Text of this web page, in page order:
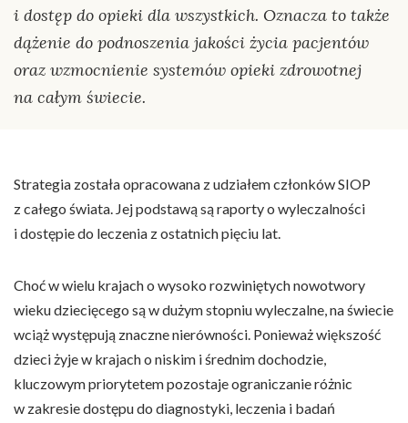
i dostęp do opieki dla wszystkich. Oznacza to także
dążenie do podnoszenia jakości życia pacjentów
oraz wzmocnienie systemów opieki zdrowotnej
na całym świecie.
Strategia została opracowana z udziałem członków SIOP
z całego świata. Jej podstawą są raporty o wyleczalności
i dostępie do leczenia z ostatnich pięciu lat.
Choć w wielu krajach o wysoko rozwiniętych nowotwory
wieku dziecięcego są w dużym stopniu wyleczalne, na świecie
wciąż występują znaczne nierówności. Ponieważ większość
dzieci żyje w krajach o niskim i średnim dochodzie,
kluczowym priorytetem pozostaje ograniczanie różnic
w zakresie dostępu do diagnostyki, leczenia i badań